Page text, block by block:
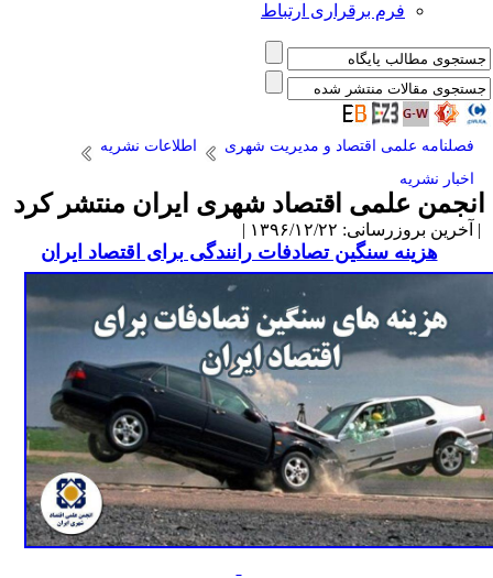
فرم برقراری ارتباط
فصلنامه علمی اقتصاد و مدیریت شهری
اطلاعات نشریه
اخبار نشریه
علمی اقتصاد شهری ایران منتشر کرد
بروزرسانی: ۱۳۹۶/۱۲/۲۲ |
هزینه سنگین تصادفات رانندگی برای اقتصاد ایران